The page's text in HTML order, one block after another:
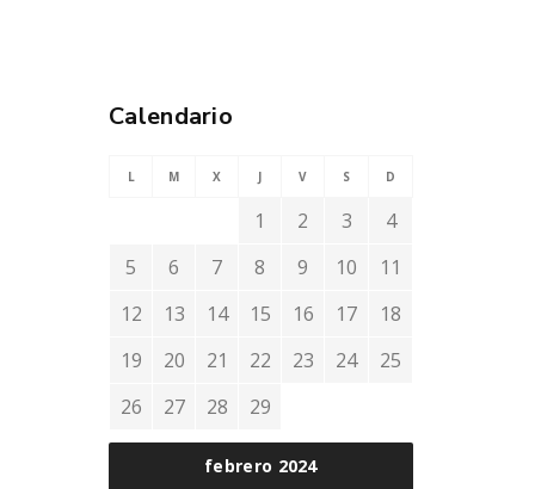
Calendario
febrero 2024
L M X J V S D
1 2 3
4
5
6 7 8 9 10
11
12
13 14 15 16 17
18
19
20 21 22 23 24
25
26
27 28 29